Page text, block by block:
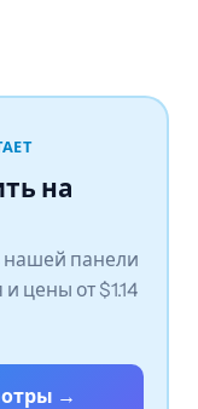
на
нашей панели
цены от $1.14
→